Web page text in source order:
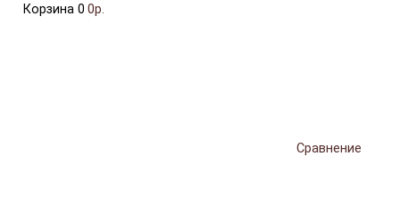
Корзина 0 0р.
Сравнение